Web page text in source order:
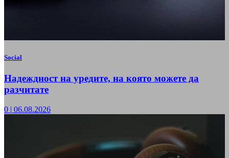
Social
Надеждност на уредите, на която можете да
разчитате
0 | 06.08.2026